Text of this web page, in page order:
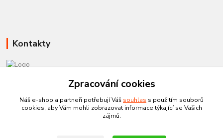
Kontakty
info@czechtherm.cz
Zpracování cookies
Náš e-shop a partneři potřebují Váš souhlas s použitím souborů
cookies, aby Vám mohli zobrazovat informace týkající se Vašich
zájmů.